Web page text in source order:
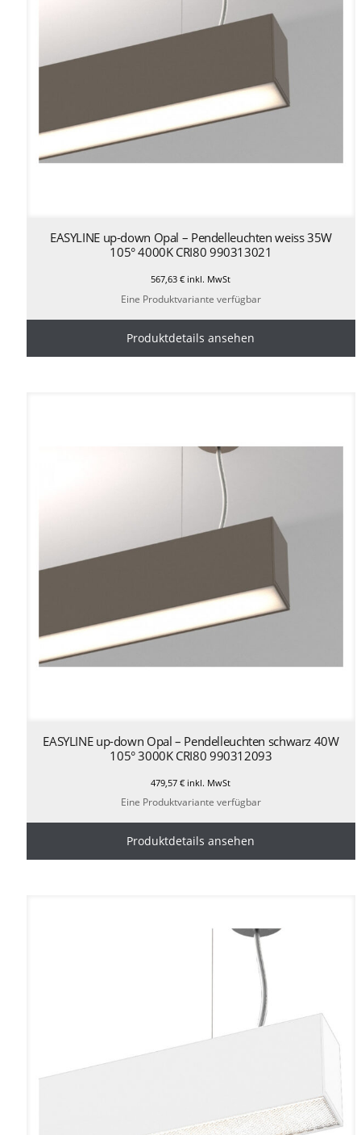
EASYLINE up-down Opal – Pendelleuchten weiss 35W
105° 4000K CRI80 990313021
567,63€ inkl. MwSt
Eine Produktvariante verfügbar
Produktdetails ansehen
EASYLINE up-down Opal – Pendelleuchten schwarz 40W
105° 3000K CRI80 990312093
479,57€ inkl. MwSt
Eine Produktvariante verfügbar
Produktdetails ansehen